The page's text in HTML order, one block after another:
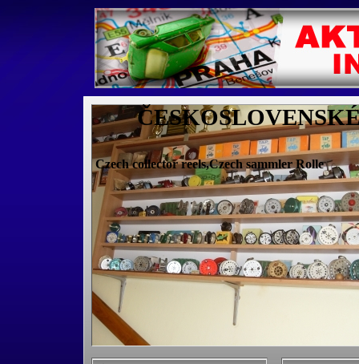
Czech collector reels,Czech sammler Rolle